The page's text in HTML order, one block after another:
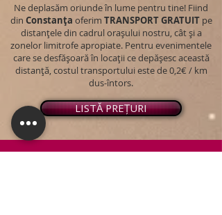
Ne deplasăm oriunde în lume pentru tine! Fiind
din Constanța oferim TRANSPORTGRATUITpe
distanțele din cadrul orașului nostru, cât și a
zonelor limitrofe apropiate. Pentru evenimentele
care se desfășoară în locații ce depășesc această
distanță, costul transportului este de 0,2€ / km
dus-întors.
LISTĂ PREȚURI